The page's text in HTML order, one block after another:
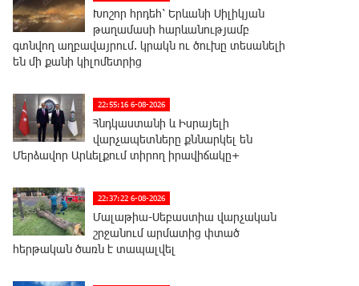
Խոշոր հրդեհ՝ Երևանի Սիլիկյան
թաղամասի հարևանությամբ
գտնվող աղբավայրում. կրակն ու ծուխը տեսանելի
են մի քանի կիլոմետրից
22:55:16 6-08-2026
Հնդկաստանի և Իսրայելի
վարչապետները քննարկել են
Մերձավոր Արևելքում տիրող իրավիճակը+
22:37:22 6-08-2026
Մալաթիա-Սեբաստիա վարչական
շրջանում արմատից փտած
հերթական ծառն է տապալվել